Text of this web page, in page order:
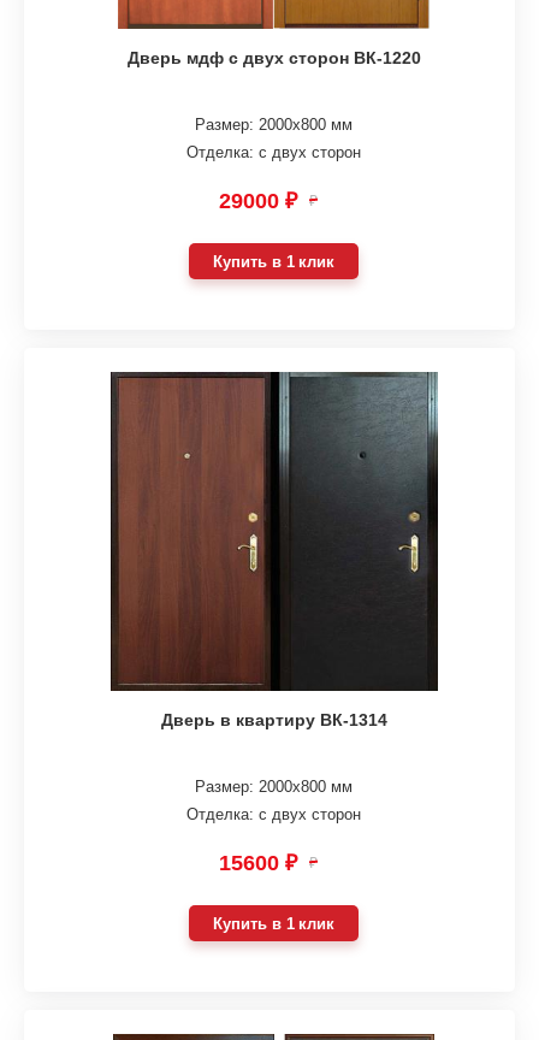
Дверь мдф с двух сторон ВК-1220
Размер: 2000х800 мм
Отделка: с двух сторон
29000 ₽ ₽
Купить в 1 клик
Дверь в квартиру ВК-1314
Размер: 2000х800 мм
Отделка: с двух сторон
15600 ₽ ₽
Купить в 1 клик